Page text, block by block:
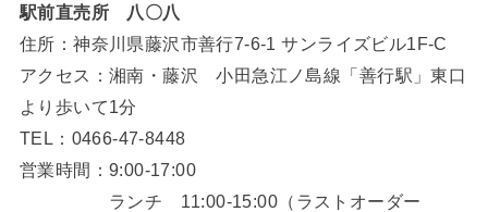
駅前直売所 八〇八
住所：神奈川県藤沢市善行7-6-1 サンライズビル1F-C
アクセス：湘南・藤沢 小田急江ノ島線「善行駅」東口
より歩いて1分
TEL：0466-47-8448
営業時間：9:00-17:00
ランチ 11:00-15:00（ラストオーダー